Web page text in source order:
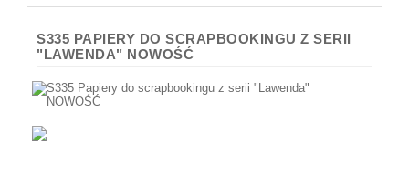
S335 PAPIERY DO SCRAPBOOKINGU Z SERII
"LAWENDA" NOWOŚĆ